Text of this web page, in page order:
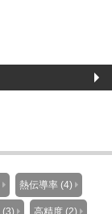
熱伝導率 (4)
(3) 高精度 (2)